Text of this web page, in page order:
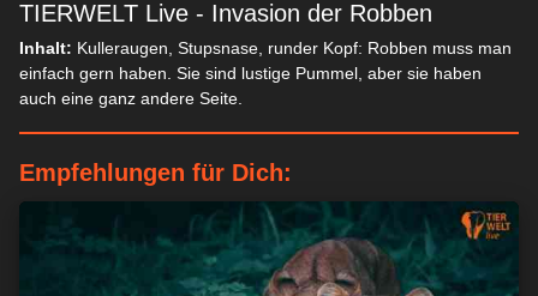
TIERWELT Live - Invasion der Robben
Inhalt: Kulleraugen, Stupsnase, runder Kopf: Robben muss man
einfach gern haben. Sie sind lustige Pummel, aber sie haben
auch eine ganz andere Seite.
Empfehlungen für Dich: